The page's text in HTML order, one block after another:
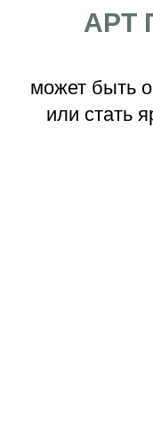
АРТ
может быть
или стать